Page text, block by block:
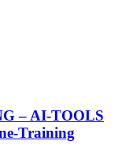
– AI-TOOLS
Training